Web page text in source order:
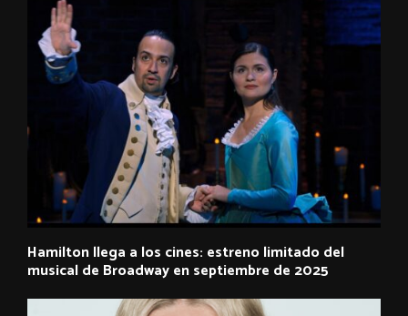
Hamilton llega a los cines: estreno limitado del
musical de Broadway en septiembre de 2025